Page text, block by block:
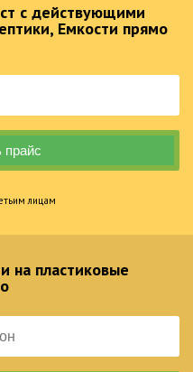
с действующими
Емкости прямо
лицам
на пластиковые